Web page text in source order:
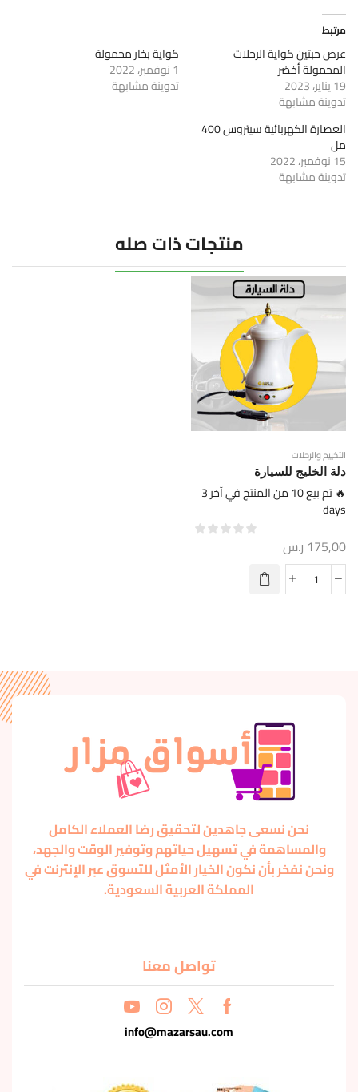
مرتبط
عرض حبتين كواية الرحلات
المحمولة أخضر
19 يناير، 2023
تدوينة مشابهة
كواية بخار محمولة
1 نوفمبر، 2022
تدوينة مشابهة
العصارة الكهربائية سيتروس 400
مل
15 نوفمبر، 2022
تدوينة مشابهة
منتجات ذات صله
التخييم والرحلات
دلة الخليج للسيارة
🔥 تم بيع 10 من المنتج في آخر 3
days
175,00 ر.س
نحن نسعى جاهدين لتحقيق رضا العملاء الكامل
والمساهمة في تسهيل حياتهم وتوفير الوقت والجهد،
ونحن نفخر بأن نكون الخيار الأمثل للتسوق عبر الإنترنت في
المملكة العربية السعودية.
تواصل معنا
info@mazarsau.com